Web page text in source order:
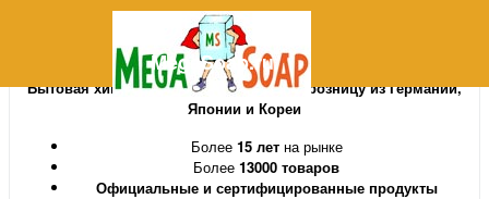
MegaSoap.ru
Бытовая химия и косметика оптом и в розницу из Германии,
Японии и Кореи
Более 15 летна рынке
Более 13000 товаров
Официальные и сертифицированные продукты